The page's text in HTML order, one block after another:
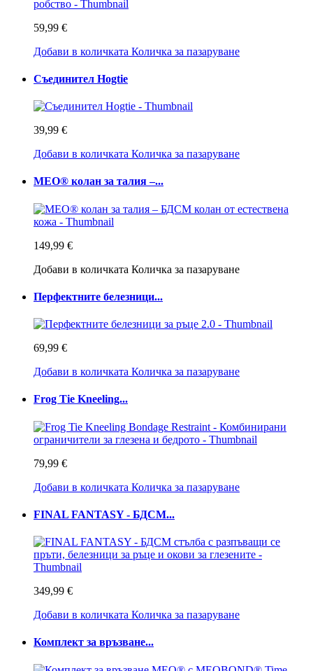
59,99 €
Добави в количката Количка за пазаруване
Съединител Hogtie
39,99 €
Добави в количката Количка за пазаруване
MEO® колан за талия –...
149,99 €
Добави в количката Количка за пазаруване
Перфектните белезници...
69,99 €
Добави в количката Количка за пазаруване
Frog Tie Kneeling...
79,99 €
Добави в количката Количка за пазаруване
FINAL FANTASY - БДСМ...
349,99 €
Добави в количката Количка за пазаруване
Комплект за връзване...